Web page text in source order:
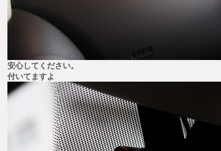
安心してください。
付いてますよ